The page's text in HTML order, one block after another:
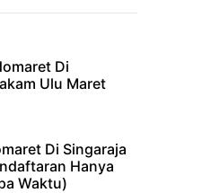
Di
Ulu Maret
Di Singaraja
Hanya
Waktu)